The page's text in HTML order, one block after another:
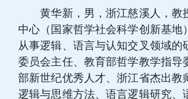
黄华新，男，浙江慈溪人，教
中心（国家哲学社会科学创新基
从事逻辑、语言与认知交叉领域
委员会主任、教育部哲学教学指
部新世纪优秀人才、浙江省杰出
逻辑与思维方法、语言逻辑研究